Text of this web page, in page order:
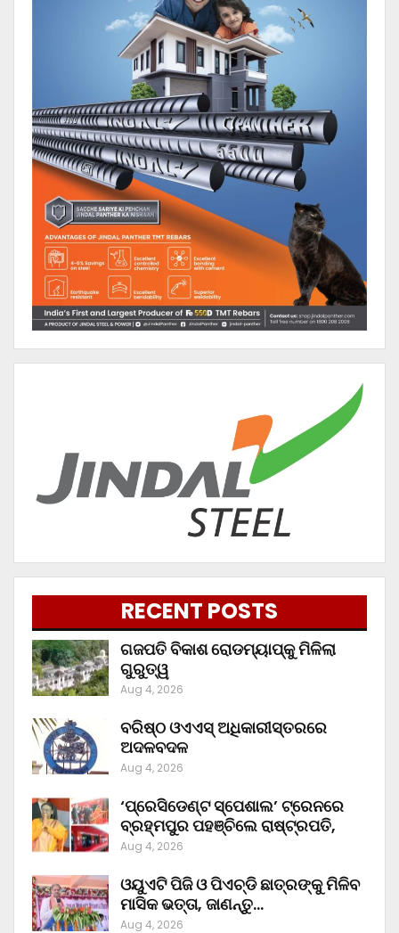
RECENT POSTS
ଗଜପତି ବିକାଶ ରୋଡମ୍ୟାପ୍‌କୁ ମିଳିଲା
ଗୁରୁତ୍ୱ
Aug 4, 2026
ବରିଷ୍ଠ ଓଏଏସ୍‌ ଅଧିକାରୀସ୍ତରରେ
ଅଦଳବଦଳ
Aug 4, 2026
‘ପ୍ରେସିଡେଣ୍ଟ ସ୍ପେଶାଲ’ ଟ୍ରେନରେ
ବ୍ରହ୍ମପୁର ପହଞ୍ଚିଲେ ରାଷ୍ଟ୍ରପତି,
Aug 4, 2026
ଓୟୁଏଟି ପିଜି ଓ ପିଏଚ୍‌ଡି ଛାତ୍ରଙ୍କୁ ମିଳିବ
ମାସିକ ଭତ୍ତା, ଜାଣନ୍ତୁ…
Aug 4, 2026